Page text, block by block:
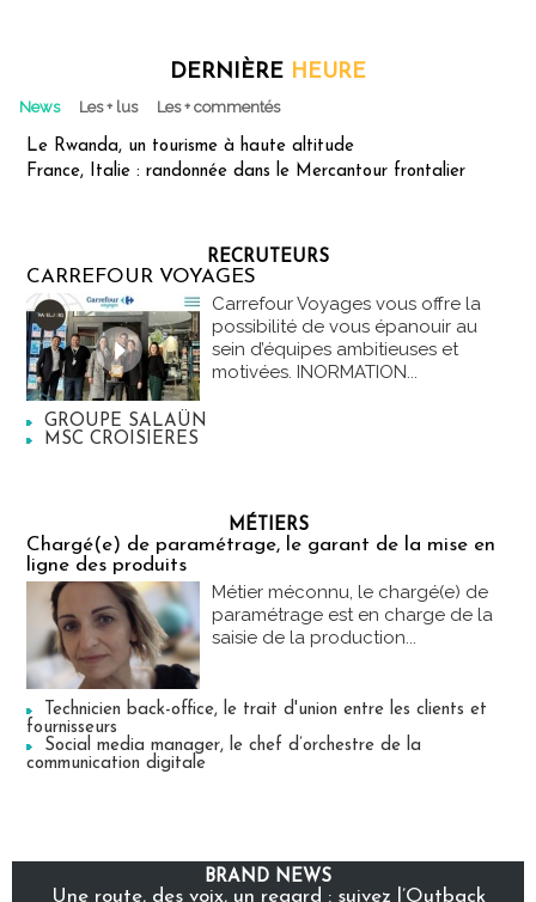
DERNIÈRE HEURE
News Les + lus Les + commentés
Le Rwanda, un tourisme à haute altitude
France, Italie : randonnée dans le Mercantour frontalier
RECRUTEURS
CARREFOUR VOYAGES
Carrefour Voyages vous offre la
possibilité de vous épanouir au
sein d’équipes ambitieuses et
motivées. INORMATION...
GROUPE SALAÜN
MSC CROISIERES
MÉTIERS
Chargé(e) de paramétrage, le garant de la mise en
ligne des produits
Métier méconnu, le chargé(e) de
paramétrage est en charge de la
saisie de la production...
Technicien back-office, le trait d'union entre les clients et
fournisseurs
Social media manager, le chef d’orchestre de la
communication digitale
BRAND NEWS
Une route, des voix, un regard : suivez l’Outback